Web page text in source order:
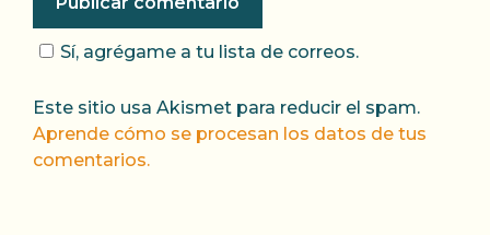
Sí, agrégame a tu lista de correos.
Este sitio usa Akismet para reducir el spam.
Aprende cómo se procesan los datos de tus
comentarios.